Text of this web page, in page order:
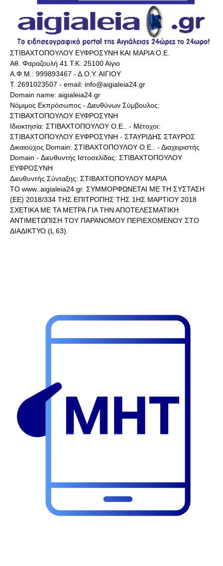
ΣΤΙΒΑΧΤΟΠΟΥΛΟΥ ΕΥΦΡΟΣΥΝΗ ΚΑΙ ΜΑΡΙΑ Ο.Ε.
Αθ. Φαραζουλή 41 Τ.Κ. 25100 Αίγιο
Α.Φ.Μ.: 999893467 - Δ.Ο.Υ. ΑΙΓΙΟΥ
Τ. 2691023507 - email: info@aigialeia24.gr
Domain name: aigialeia24.gr
Νόμιμος Εκπρόσωπος - Διευθύνων Σύμβουλος:
ΣΤΙΒΑΧΤΟΠΟΥΛΟΥ ΕΥΦΡΟΣΥΝΗ
Ιδιοκτησία: ΣΤΙΒΑΧΤΟΠΟΥΛΟΥ Ο.Ε.. - Μέτοχοι:
ΣΤΙΒΑΧΤΟΠΟΥΛΟΥ ΕΥΦΡΟΣΥΝΗ - ΣΤΑΥΡΙΔΗΣ ΣΤΑΥΡΟΣ
Δικαιούχος Domain: ΣΤΙΒΑΧΤΟΠΟΥΛΟΥ Ο.Ε.. - Διαχειριστής
Domain - Διευθυντής Ιστοσελίδας: ΣΤΙΒΑΧΤΟΠΟΥΛΟΥ
ΕΥΦΡΟΣΥΝΗ
Διευθυντής Σύνταξης: ΣΤΙΒΑΧΤΟΠΟΥΛΟΥ ΜΑΡΙΑ
ΤΟ www..aigialeia24.gr. ΣΥΜΜΟΡΦΩΝΕΤΑΙ ΜΕ ΤΗ ΣΥΣΤΑΣΗ
(ΕΕ) 2018/334 ΤΗΣ ΕΠΙΤΡΟΠΗΣ ΤΗΣ 1ΗΣ ΜΑΡΤΙΟΥ 2018
ΣΧΕΤΙΚΑ ΜΕ ΤΑ ΜΕΤΡΑ ΓΙΑ ΤΗΝ ΑΠΟΤΕΛΕΣΜΑΤΙΚΗ
ΑΝΤΙΜΕΤΩΠΙΣΗ ΤΟΥ ΠΑΡΑΝΟΜΟΥ ΠΕΡΙΕΧΟΜΕΝΟΥ ΣΤΟ
ΔΙΑΔΙΚΤΥΟ (L 63).